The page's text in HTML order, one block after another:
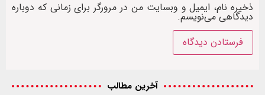
ذخیره نام، ایمیل و وبسایت من در مرورگر برای زمانی که دوباره
دیدگاهی می‌نویسم.
آخرین مطالب